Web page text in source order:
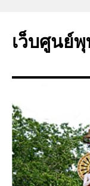
ยัง
เว็บศูนย์